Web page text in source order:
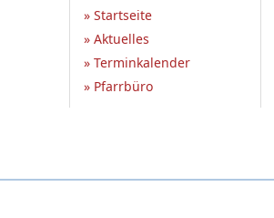
» Startseite
» Aktuelles
» Terminkalender
» Pfarrbüro